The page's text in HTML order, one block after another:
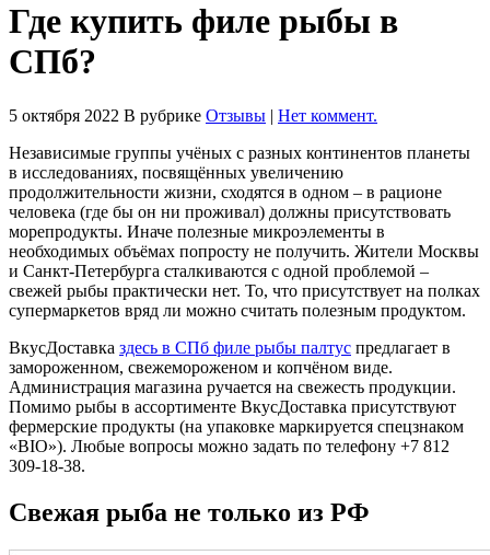
Где купить филе рыбы в
СПб?
5 октября 2022 В рубрике Отзывы | Нет коммент.
Независимые группы учёных с разных континентов планеты
в исследованиях, посвящённых увеличению
продолжительности жизни, сходятся в одном – в рационе
человека (где бы он ни проживал) должны присутствовать
морепродукты. Иначе полезные микроэлементы в
необходимых объёмах попросту не получить. Жители Москвы
и Санкт-Петербурга сталкиваются с одной проблемой –
свежей рыбы практически нет. То, что присутствует на полках
супермаркетов вряд ли можно считать полезным продуктом.
ВкусДоставка здесь в СПб филе рыбы палтус предлагает в
замороженном, свежемороженом и копчёном виде.
Администрация магазина ручается на свежесть продукции.
Помимо рыбы в ассортименте ВкусДоставка присутствуют
фермерские продукты (на упаковке маркируется спецзнаком
«BIO»). Любые вопросы можно задать по телефону +7 812
309-18-38.
Свежая рыба не только из РФ